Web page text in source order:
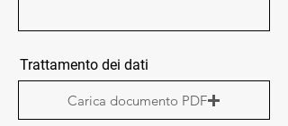
Trattamento dei dati
Carica documento PDF